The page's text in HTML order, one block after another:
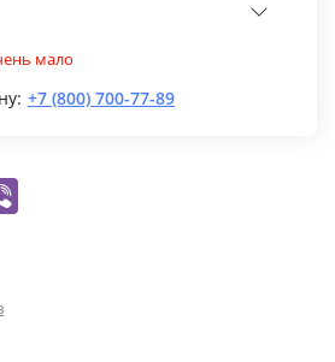
мало
+7 (800) 700-77-89